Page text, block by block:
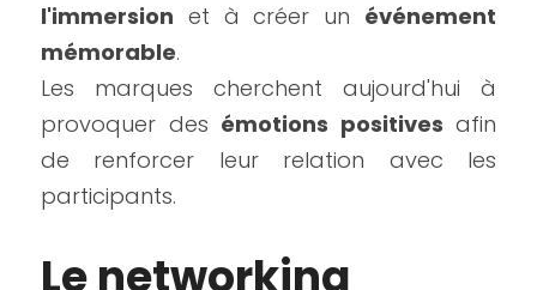
l'immersion et à créer un événement
mémorable.
Les marques cherchent aujourd'hui à
provoquer des émotions positives afin
de renforcer leur relation avec les
participants.
Le networking